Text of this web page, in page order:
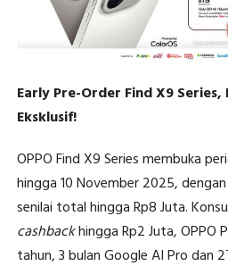
Early Pre-Order Find X9
Eksklusif!
OPPO Find X9 Series membuka
hingga 10 November 2025,
senilai total hingga Rp8 Juta.
cashbackhingga Rp2 Juta, OPPO
tahun, 3 bulan Google AI Pro dan